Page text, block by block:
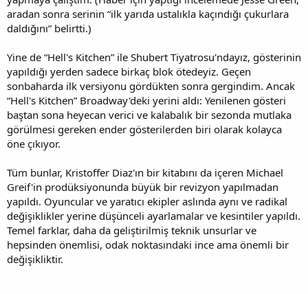
aradan sonra serinin “ilk yarıda ustalıkla kaçındığı çukurlara
daldığını” belirtti.)
Yine de “Hell's Kitchen” ile Shubert Tiyatrosu'ndayız, gösterinin
yapıldığı yerden sadece birkaç blok ötedeyiz. Geçen
sonbaharda ilk versiyonu gördükten sonra gergindim. Ancak
“Hell's Kitchen” Broadway'deki yerini aldı: Yenilenen gösteri
baştan sona heyecan verici ve kalabalık bir sezonda mutlaka
görülmesi gereken ender gösterilerden biri olarak kolayca
öne çıkıyor.
Tüm bunlar, Kristoffer Diaz'ın bir kitabını da içeren Michael
Greif'in prodüksiyonunda büyük bir revizyon yapılmadan
yapıldı. Oyuncular ve yaratıcı ekipler aslında aynı ve radikal
değişiklikler yerine düşünceli ayarlamalar ve kesintiler yapıldı.
Temel farklar, daha da geliştirilmiş teknik unsurlar ve
hepsinden önemlisi, odak noktasındaki ince ama önemli bir
değişikliktir.